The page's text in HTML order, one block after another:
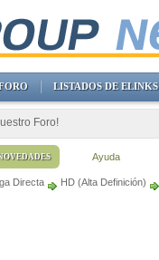
Directa HD (Alta Definición)
LISTADOS DE ELINKS
Foro!
Ayuda